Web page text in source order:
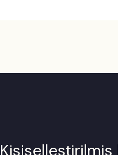
Kişiselleştirilmiş